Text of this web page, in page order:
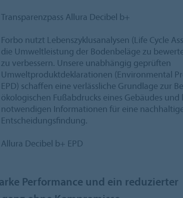
Transparenzpass Allura Decibel b+
Forbo nutzt Lebenszyklusanalysen (Life Cycle
die Umweltleistung der Bodenbeläge zu
zu verbessern. Unsere unabhängig geprüften
Umweltproduktdeklarationen (Environmental
EPD) schaffen eine verlässliche Grundlage zur
ökologischen Fußabdrucks eines Gebäudes
notwendigen Informationen für eine
Entscheidungsfindung.
Allura Decibel b+ EPD
Performance und ein reduzierter